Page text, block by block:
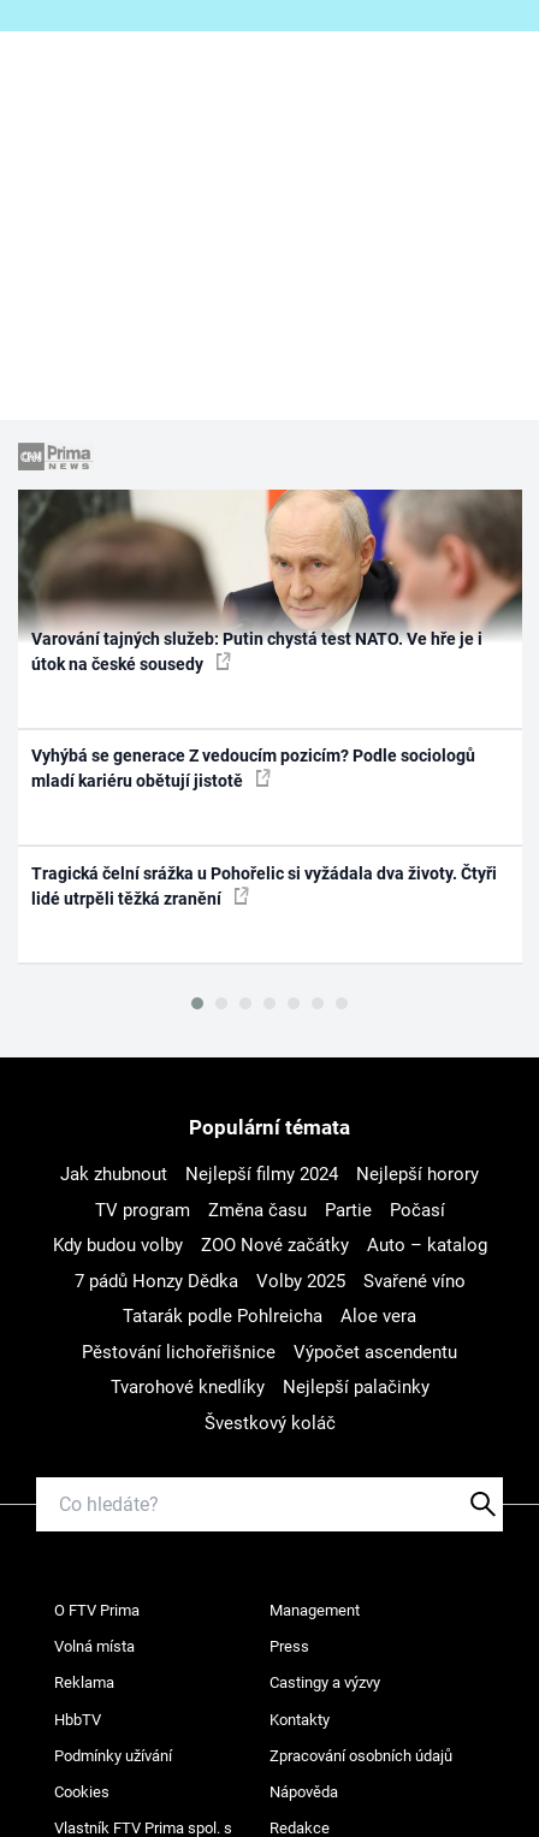
Varování tajných služeb: Putin chystá test NATO. Ve hře je i
útok na české sousedy
Vyhýbá se generace Z vedoucím pozicím? Podle sociologů
mladí kariéru obětují jistotě
Tragická čelní srážka u Pohořelic si vyžádala dva životy. Čtyři
lidé utrpěli těžká zranění
Populární témata
Jak zhubnout Nejlepší filmy 2024
Nejlepší horory
TV program
Změna času Partie
Počasí
Kdy budou volby
ZOO Nové začátky
Auto – katalog
7 pádů Honzy Dědka
Volby 2025
Svařené víno
Tatarák podle Pohlreicha
Aloe vera
Pěstování lichořeřišnice
Výpočet ascendentu
Tvarohové knedlíky
Nejlepší palačinky
Švestkový koláč
O FTV Prima Management
Volná místa Press
Reklama Castingy a výzvy
HbbTV Kontakty
Podmínky užívání Zpracování osobních údajů
Cookies Nápověda
Vlastník FTV Prima spol. s Redakce